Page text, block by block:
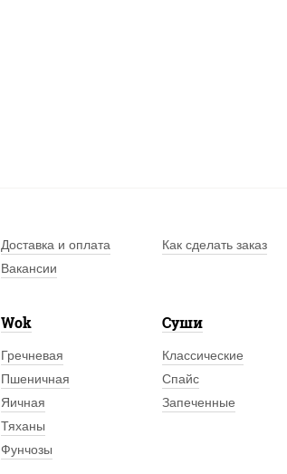
Доставка и оплата Как сделать заказ
Вакансии
Wok
Гречневая
Пшеничная
Яичная
Тяханы
Фунчозы
Суши
Классические
Спайс
Запеченные